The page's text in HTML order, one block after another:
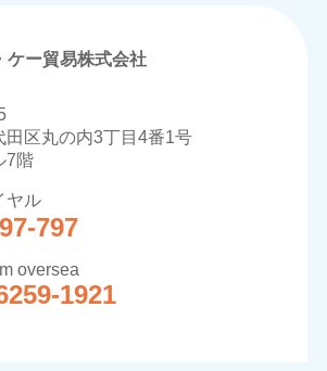
ケー貿易株式会社
田区丸の内3丁目4番1号
7階
ヤル
797
oversea
1921